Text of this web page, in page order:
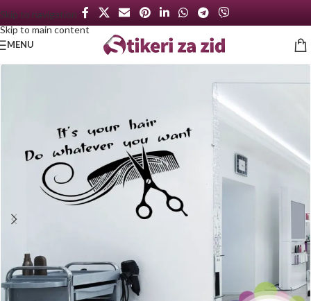
Skip to navigation
Skip to main content
MENU